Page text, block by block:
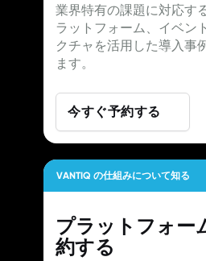
業界特有の課題に対応す
ラットフォーム、イベン
クチャを活用した導入事
ます。
今すぐ予約する
VANTIQ の仕組みについて知る
プラットフォー
約する